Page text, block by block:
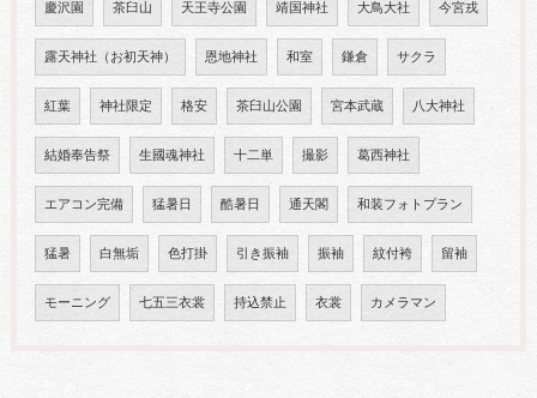
慶沢園 茶臼山 天王寺公園 靖国神社 大鳥大社 今宮戎
露天神社（お初天神） 恩地神社 和室 鎌倉 サクラ
紅葉 神社限定 格安 茶臼山公園 宮本武蔵 八大神社
結婚奉告祭 生國魂神社 十二単 撮影 葛西神社
エアコン完備 猛暑日 酷暑日 通天閣 和装フォトプラン
猛暑 白無垢 色打掛 引き振袖 振袖 紋付袴 留袖
モーニング 七五三衣裳 持込禁止 衣裳 カメラマン